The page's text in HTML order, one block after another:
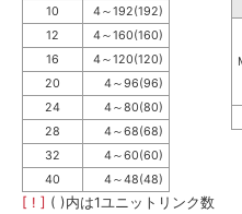
10
4～192(192)
12
4～160(160)
16
4～120(120)
20
4～96(96)
24
4～80(80)
28
4～68(68)
32
4～60(60)
40
4～48(48)
[ ! ] ( )内は1ユニットリンク数